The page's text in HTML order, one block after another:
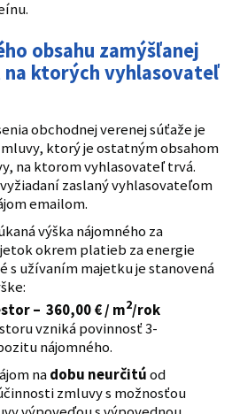
obsahu zamýšľanej
na ktorých vyhlasovateľ
obchodnej verenej súťaže je
ktorý je ostatným obsahom
na ktorom vyhlasovateľ trvá.
zaslaný vyhlasovateľom
emailom.
výška nájomného za
okrem platieb za energie
s užívaním majetku je stanovená
– 360,00 € / m2/rok
vzniká povinnosť 3-
nájomného.
nadobu neurčitúod
zmluvy s možnosťou